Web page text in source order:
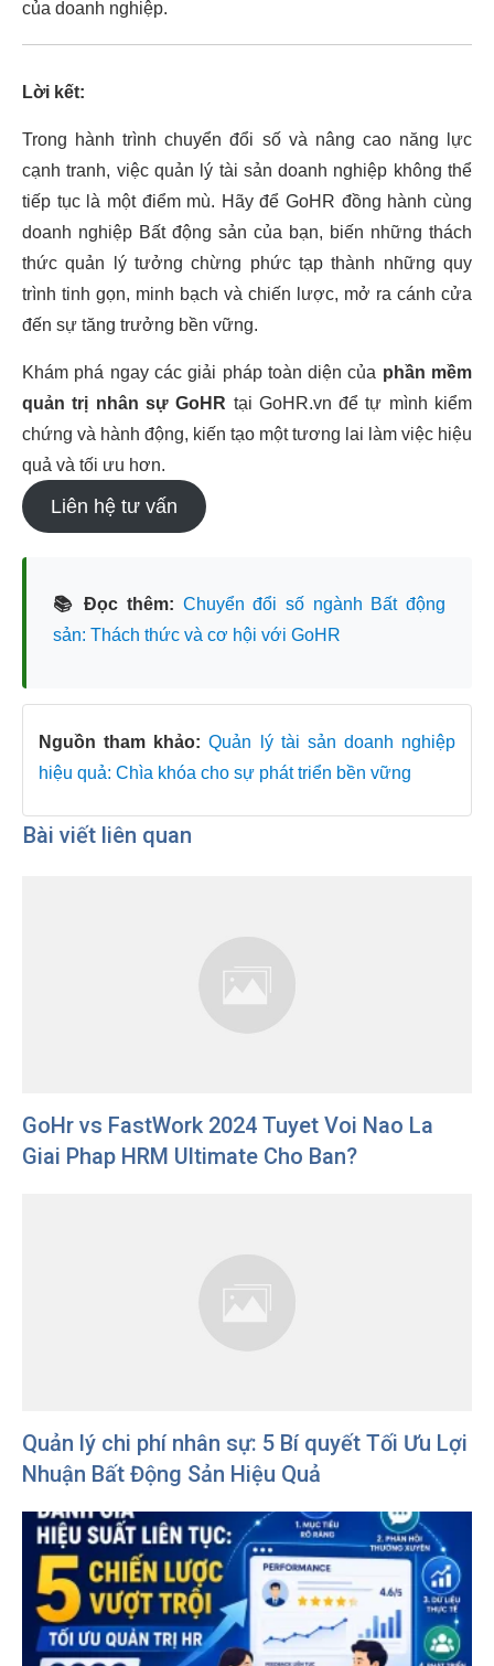
của doanh nghiệp.
Lời kết:
Trong hành trình chuyển đổi số và nâng cao năng lực
cạnh tranh, việc quản lý tài sản doanh nghiệp không thể
tiếp tục là một điểm mù. Hãy để GoHR đồng hành cùng
doanh nghiệp Bất động sản của bạn, biến những thách
thức quản lý tưởng chừng phức tạp thành những quy
trình tinh gọn, minh bạch và chiến lược, mở ra cánh cửa
đến sự tăng trưởng bền vững.
Khám phá ngay các giải pháp toàn diện của phần mềm
quản trị nhân sự GoHR tại GoHR.vn để tự mình kiểm
chứng và hành động, kiến tạo một tương lai làm việc hiệu
quả và tối ưu hơn.
Liên hệ tư vấn
📚 Đọc thêm: Chuyển đổi số ngành Bất động
sản: Thách thức và cơ hội với GoHR
Nguồn tham khảo: Quản lý tài sản doanh nghiệp
hiệu quả: Chìa khóa cho sự phát triển bền vững
Bài viết liên quan
GoHr vs FastWork 2024 Tuyet Voi Nao La
Giai Phap HRM Ultimate Cho Ban?
Quản lý chi phí nhân sự: 5 Bí quyết Tối Ưu Lợi
Nhuận Bất Động Sản Hiệu Quả